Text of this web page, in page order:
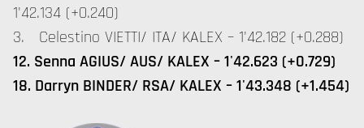
1'42.134 (+0.240)
3. Celestino VIETTI/ ITA/ KALEX – 1'42.182 (+0.288)
12. Senna AGIUS/ AUS/ KALEX – 1'42.623 (+0.729)
18. Darryn BINDER/ RSA/ KALEX – 1'43.348 (+1.454)